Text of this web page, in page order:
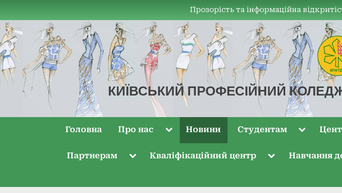
Прозорість та інформаційна
КИЇВСЬКИЙ ПРОФЕСІЙНИЙ
Головна Про нас Новини Студентам
Партнерам Кваліфікаційний центр Навчання